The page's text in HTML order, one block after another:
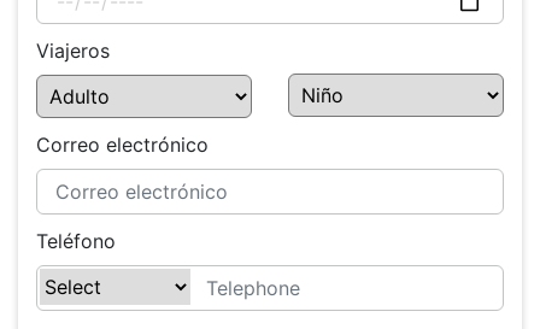
Viajeros
Correo electrónico
Teléfono